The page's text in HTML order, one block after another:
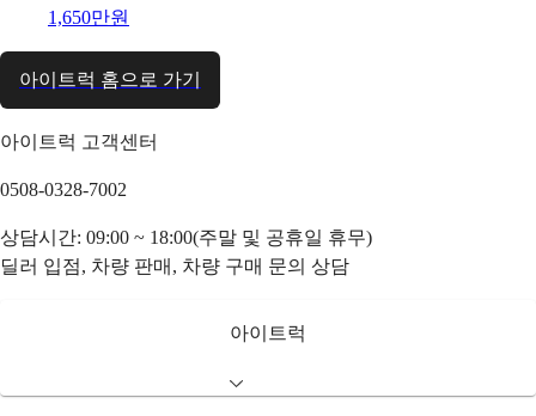
1,650만원
아이트럭 홈으로 가기
아이트럭 고객센터
0508-0328-7002
상담시간: 09:00 ~ 18:00(주말 및 공휴일 휴무)
딜러 입점, 차량 판매, 차량 구매 문의 상담
아이트럭